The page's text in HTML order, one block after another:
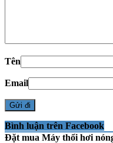
Tên
Email
Bình luận trên Facebook
Đặt mua Máy thổi hơi